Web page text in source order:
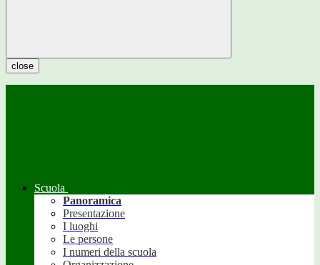
close
Scuola
Panoramica
Presentazione
I luoghi
Le persone
I numeri della scuola